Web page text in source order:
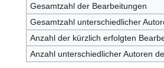
Gesamtzahl der Bearbeitungen
Gesamtzahl unterschiedlicher
Anzahl der kürzlich erfolgten
Anzahl unterschiedlicher Autoren